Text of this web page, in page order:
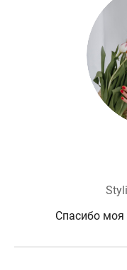
Спасибо моя